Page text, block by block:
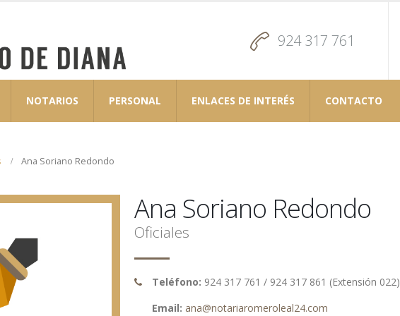
924 317 761
NOTARIOS PERSONAL ENLACES DE INTERÉS CONTACTO
Ana Soriano Redondo
Ana Soriano Redondo
Oficiales
Teléfono: 924 317 761 / 924 317 861 (Extensión 022)
Email: ana@notariaromeroleal24.com